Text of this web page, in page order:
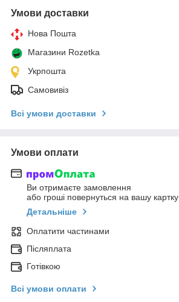
Умови доставки
Нова Пошта
Магазини Rozetka
Укрпошта
Самовивіз
Всі умови доставки
Умови оплати
Ви отримаєте замовлення
або гроші повернуться на вашу картку
Детальніше
Оплатити частинами
Післяплата
Готівкою
Всі умови оплати